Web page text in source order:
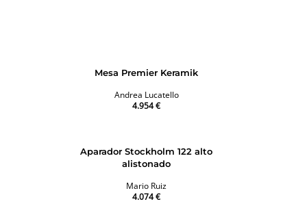
Mesa Premier Keramik
Andrea Lucatello
4.954 €
Aparador Stockholm 122 alto
alistonado
Mario Ruiz
4.074 €